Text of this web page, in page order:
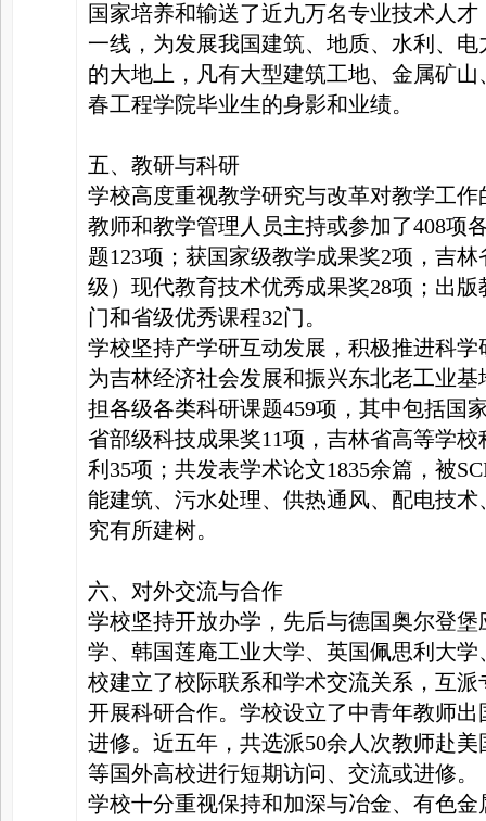
国家培养和输送了近九万名专业技术人
一线，为发展我国建筑、地质、水利、
的大地上，凡有大型建筑工地、金属矿
春工程学院毕业生的身影和业绩。
五、教研与科研
学校高度重视教学研究与改革对教学工
教师和教学管理人员主持或参加了408项
题123项；获国家级教学成果奖2项，吉
级）现代教育技术优秀成果奖28项；出
门和省级优秀课程32门。
学校坚持产学研互动发展，积极推进科
为吉林经济社会发展和振兴东北老工业
担各级各类科研课题459项，其中包括国
省部级科技成果奖11项，吉林省高等学
利35项；共发表学术论文1835余篇，被
能建筑、污水处理、供热通风、配电技
究有所建树。
六、对外交流与合作
学校坚持开放办学，先后与德国奥尔登
学、韩国莲庵工业大学、英国佩思利大
校建立了校际联系和学术交流关系，互
开展科研合作。学校设立了中青年教师
进修。近五年，共选派50余人次教师赴
等国外高校进行短期访问、交流或进修。
学校十分重视保持和加深与冶金、有色